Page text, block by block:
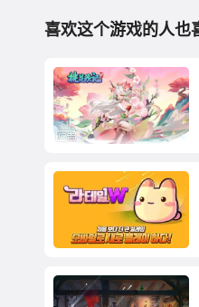
喜欢这个游戏的人也
无商城开放交易回合
网游